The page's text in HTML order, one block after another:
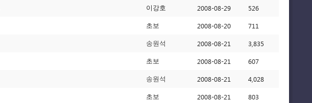
이강호 2008-08-29 526
초보 2008-08-20 711
송원석 2008-08-21 3,835
초보 2008-08-21 607
송원석 2008-08-21 4,028
초보 2008-08-21 803